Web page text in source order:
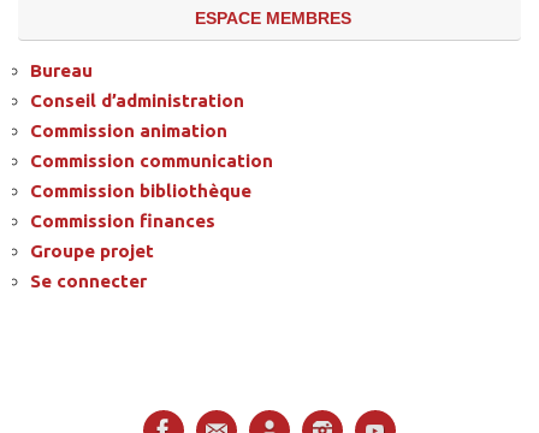
ESPACE MEMBRES
Bureau
Conseil d’administration
Commission animation
Commission communication
Commission bibliothèque
Commission finances
Groupe projet
Se connecter